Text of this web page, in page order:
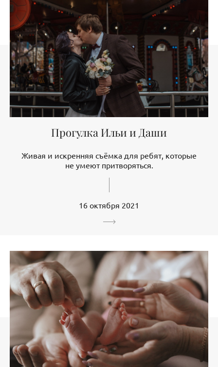
Прогулка Ильи и Даши
Живая и искренняя съёмка для ребят, которые
не умеют притворяться.
16 октября 2021